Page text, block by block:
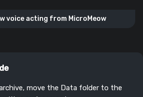
voice acting from MicroMeow
move the Data folder to the